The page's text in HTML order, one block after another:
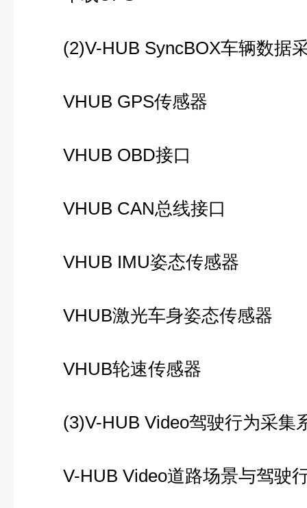
(2)V-HUB SyncBOX车辆数据
VHUB GPS传感器
VHUB OBD接口
VHUB CAN总线接口
VHUB IMU姿态传感器
VHUB激光车身姿态传感器
VHUB轮速传感器
(3)V-HUB Video驾驶行为采集
V-HUB Video道路场景与驾驶